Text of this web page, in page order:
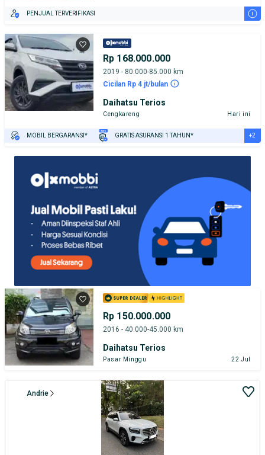
PENJUAL TERVERIFIKASI i
Rp 168.000.000
2019 - 80.000-85.000 km
Cicilan Rp 4 jt/bulan
Daihatsu Terios
Cengkareng Hari ini
MOBIL BERGARANSI* GRATIS ASURANSI 1 TAHUN* +2
Rp 150.000.000
2016 - 40.000-45.000 km
Daihatsu Terios
Pasar Minggu 22 Jul
Andrie